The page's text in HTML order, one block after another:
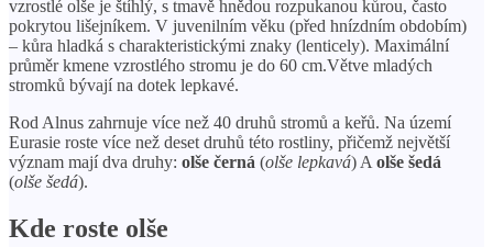
vzrostlé olše je štíhlý, s tmavě hnědou rozpukanou kůrou, často
pokrytou lišejníkem. V juvenilním věku (před hnízdním obdobím)
– kůra hladká s charakteristickými znaky (lenticely). Maximální
průměr kmene vzrostlého stromu je do 60 cm.Větve mladých
stromků bývají na dotek lepkavé.
Rod Alnus zahrnuje více než 40 druhů stromů a keřů. Na území
Eurasie roste více než deset druhů této rostliny, přičemž největší
význam mají dva druhy: olše černá (olše lepkavá) A olše šedá
(olše šedá).
Kde roste olše